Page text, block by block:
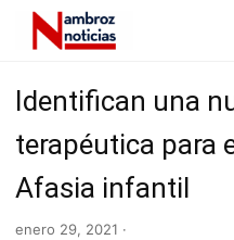
Identifican una
terapéutica para
Afasia infantil
enero 29, 2021 ·